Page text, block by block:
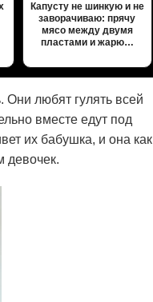
Капусту не шинкую и не
заворачиваю: прячу
мясо между двумя
пластами и жарю…
Они любят гулять всей
вместе едут под
их бабушка, и она как
девочек.